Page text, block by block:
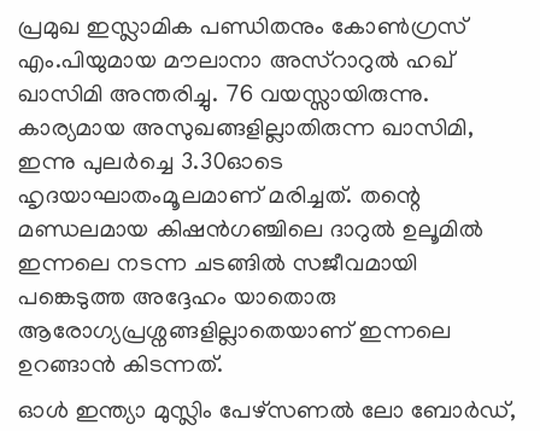
പ്രമുഖ ഇസ്ലാമിക പണ്ഡിതനും കോണ്‍ഗ്രസ്
എം.പിയുമായ മൗലാനാ അസ്റാറുല്‍ ഹഖ്
ഖാസിമി അന്തരിച്ചു. 76 വയസ്സായിരുന്നു.
കാര്യമായ അസുഖങ്ങളില്ലാതിരുന്ന ഖാസിമി,
ഇന്നു പുലര്‍ച്ചെ 3.30ഓടെ
ഹൃദയാഘാതംമൂലമാണ് മരിച്ചത്. തന്റെ
മണ്ഡലമായ കിഷന്‍ഗഞ്ചിലെ ദാറുല്‍ ഉലൂമില്‍
ഇന്നലെ നടന്ന ചടങ്ങില്‍ സജീവമായി
പങ്കെടുത്ത അദ്ദേഹം യാതൊരു
ആരോഗ്യപ്രശ്നങ്ങളില്ലാതെയാണ് ഇന്നലെ
ഉറങ്ങാന്‍ കിടന്നത്.
ഓള്‍ ഇന്ത്യാ മുസ്ലിം പേഴ്സണല്‍ ലോ ബോര്‍ഡ്,